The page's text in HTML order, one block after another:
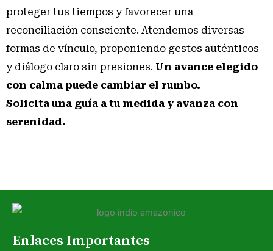
tradicionales y atención personalizada. Nuestro centro
en Branson, MO dispone de espacios preparados para
la purificación, así como productos y técnicas seguras
para regenerar tu energía. Reserva tu sesión y vive una
renovación que favorecerá tu equilibrio emocional y
energético.
¿Qué factores pueden debilitar un amarre de amor?
kármicos no resueltos, y hábitos personales negativos
(como consumo de sustancias o comportamiento
acompañamiento continuo, limpiezas de soporte y
proteger tus tiempos y favorecer una
reconciliación consciente. Atendemos diversas
formas de vínculo, proponiendo gestos auténticos
y diálogo claro sin presiones. Un avance elegido
con calma puede cambiar el rumbo.
Solicita una guía a tu medida y avanza con
serenidad.
Enlaces Importantes